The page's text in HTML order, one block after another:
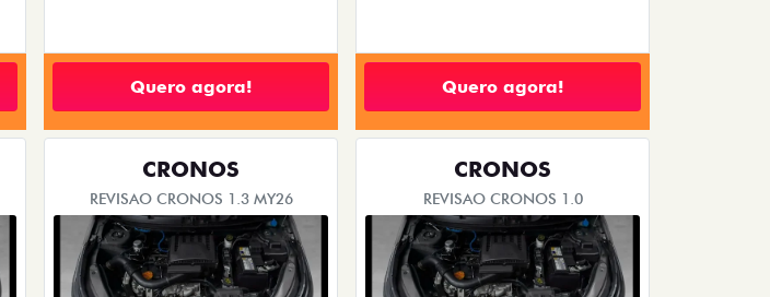
Quero agora! Quero agora!
CRONOS
REVISAO CRONOS 1.3 MY26
CRONOS
REVISAO CRONOS 1.0